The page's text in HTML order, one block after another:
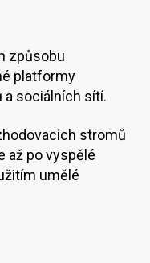
způsobu
platformy
a sociálních sítí.
stromů
až po vyspělé
umělé